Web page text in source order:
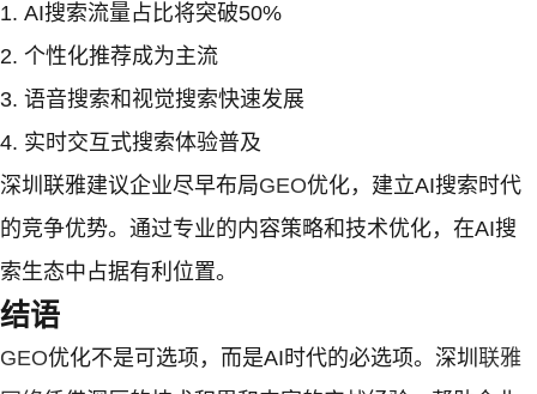
AI搜索流量占比将突破50%
个性化推荐成为主流
语音搜索和视觉搜索快速发展
实时交互式搜索体验普及
深圳联雅建议企业尽早布局GEO优化，建立AI搜索时代
的竞争优势。通过专业的内容策略和技术优化，在AI搜
索生态中占据有利位置。
结语
GEO优化不是可选项，而是AI时代的必选项。深圳 联雅